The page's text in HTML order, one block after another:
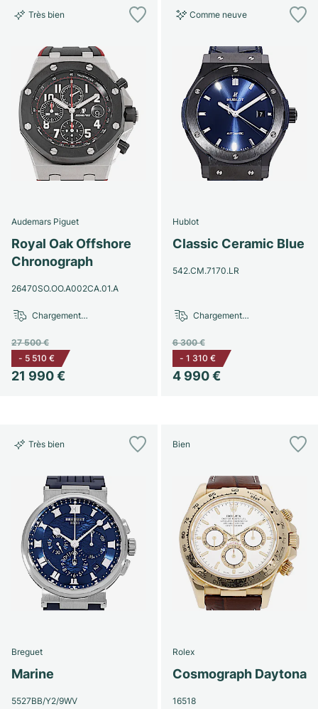
Très bien
Audemars Piguet
Royal Oak Offshore
Chronograph
26470SO.OO.A002CA.01.A
21 990 €
27 500 €
- 5 510 €
Chargement…
Comme neuve
Hublot
Classic Ceramic Blue
542.CM.7170.LR
4 990 €
6 300 €
- 1 310 €
Chargement…
Très bien
Breguet
Marine
5527BB/Y2/9WV
Bien
Rolex
Cosmograph Daytona
16518